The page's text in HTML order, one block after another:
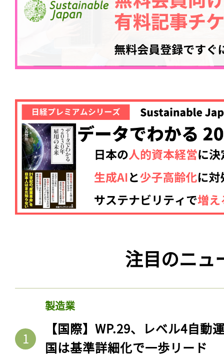
注目のニュ
製造業
【国際】WP.29、レベル4自動
国は基準詳細化で一歩リード